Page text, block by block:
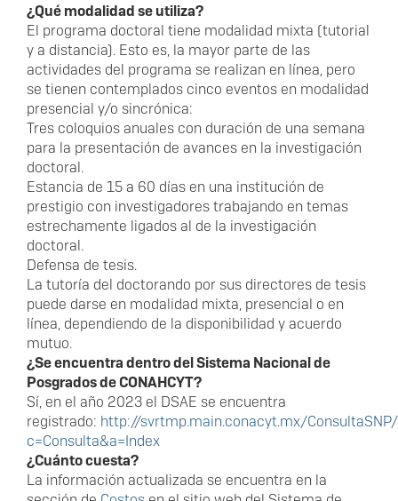
¿Qué modalidad se utiliza?
El programa doctoral tiene modalidad mixta (tutorial
y a distancia). Esto es, la mayor parte de las
actividades del programa se realizan en línea, pero
se tienen contemplados cinco eventos en modalidad
presencial y/o sincrónica:
Tres coloquios anuales con duración de una semana
para la presentación de avances en la investigación
doctoral.
Estancia de 15 a 60 días en una institución de
prestigio con investigadores trabajando en temas
estrechamente ligados al de la investigación
doctoral.
Defensa de tesis.
La tutoría del doctorando por sus directores de tesis
puede darse en modalidad mixta, presencial o en
línea, dependiendo de la disponibilidad y acuerdo
mutuo.
¿Se encuentra dentro del Sistema Nacional de
Posgrados de CONAHCYT?
Sí, en el año 2023 el DSAE se encuentra
registrado: http://svrtmp.main.conacyt.mx/
c=Consulta&a=Index
¿Cuánto cuesta?
La información actualizada se encuentra en la